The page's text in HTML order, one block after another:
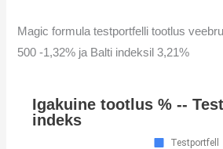
Magic formula testportfelli tootlus
500 -1,32% ja Balti indeksil 3,21%